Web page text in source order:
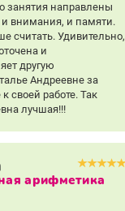
занятия направлены
внимания, и памяти.
считать. Удивительно,
и
другую
Андреевне за
своей работе. Так
лучшая!!!
арифметика